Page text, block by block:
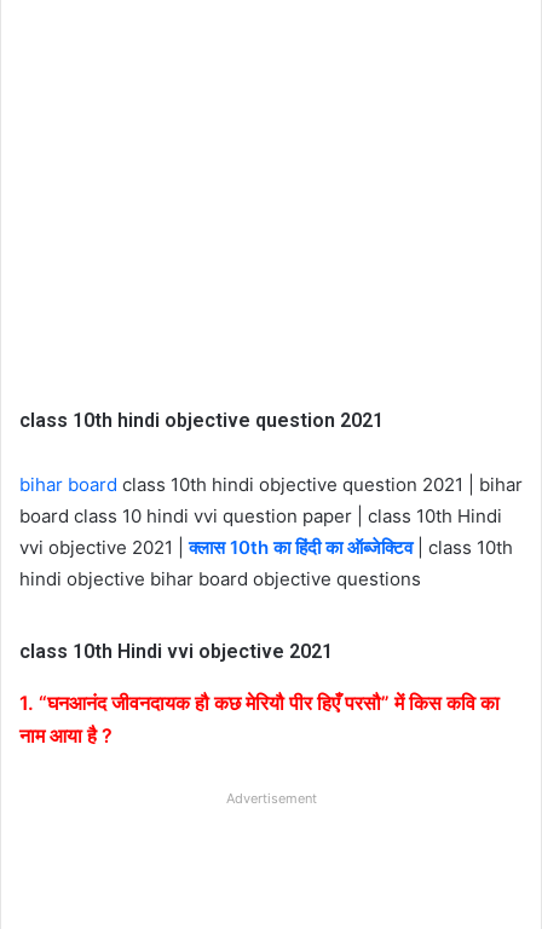
class 10th hindi objective question 2021
bihar board class 10th hindi objective question 2021 | bihar
board class 10 hindi vvi question paper | class 10th Hindi
vvi objective 2021 |क्लास 10th का हिंदी का ऑब्जेक्टिव| class 10th
hindi objective bihar board objective questions
class 10th Hindi vvi objective 2021
1. “घनआनंद जीवनदायक हौ कछ मेरियौ पीर हिएँ परसौ” में किस कवि का
नाम आया है ?
Advertisement